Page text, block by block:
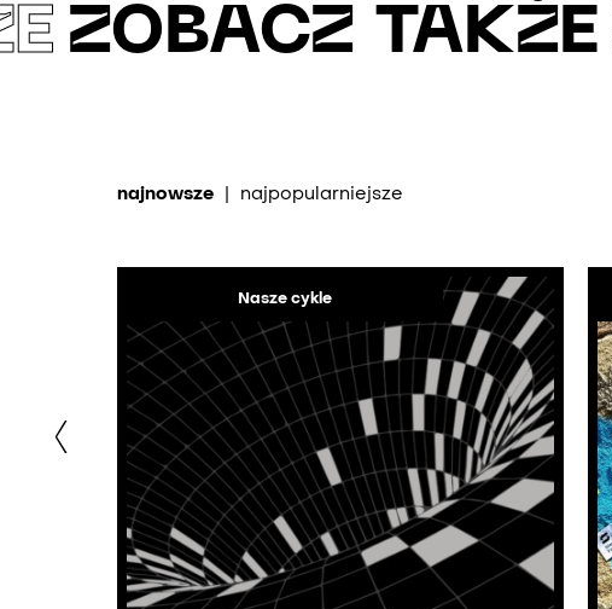
ZOBACZ TAKŻE
najnowsze najpopularniejsze
Nasze cykle